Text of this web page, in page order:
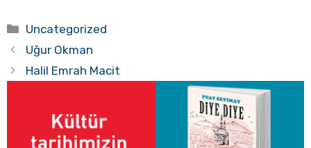
Kategoriler
Uncategorized
Uğur Okman
Halil Emrah Macit